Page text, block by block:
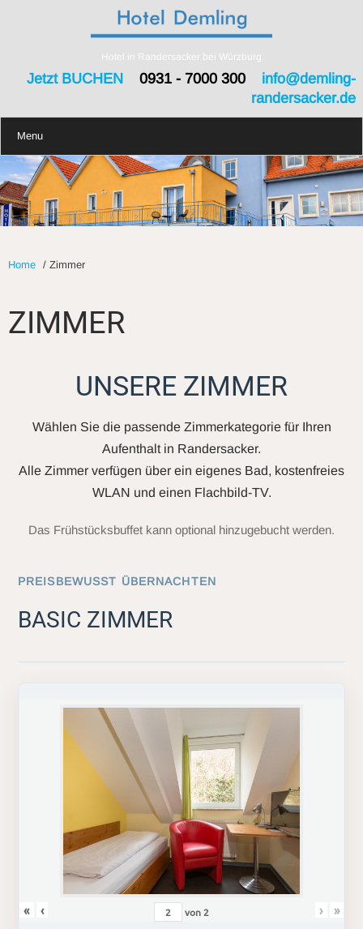
Hotel in Randersacker bei Würzburg
Jetzt BUCHEN0931 - 7000 300 info@demling-
randersacker.de
Menu
Home / Zimmer
ZIMMER
UNSERE ZIMMER
Wählen Sie die passende Zimmerkategorie für Ihren
Aufenthalt in Randersacker.
Alle Zimmer verfügen über ein eigenes Bad, kostenfreies
WLAN und einen Flachbild-TV.
Das Frühstücksbuffet kann optional hinzugebucht werden.
PREISBEWUSST ÜBERNACHTEN
BASIC ZIMMER
« ‹ von 2 › »